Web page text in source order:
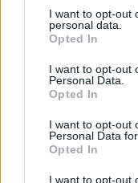
I want to opt-out
personal data.
Opted In
I want to opt-out
Personal Data.
Opted In
I want to opt-out
Personal Data
Opted In
I want to opt-out
Renginiai
Palangoje kviečia į
„Vogti arklius“ bei
laboratoriją